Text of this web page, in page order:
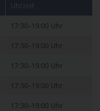
Uhrzeit
17:30–19:00 Uhr
17:30–19:00 Uhr
17:30–19:00 Uhr
17:30–19:00 Uhr
17:30–19:00 Uhr